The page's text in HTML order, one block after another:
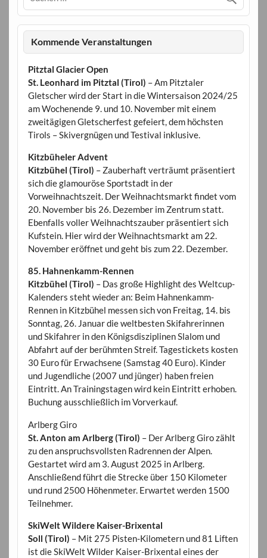
Kommende Veranstaltungen
Pitztal Glacier Open
St. Leonhard im Pitztal (Tirol) – Am Pitztaler
Gletscher wird der Start in die Wintersaison 2024/25
am Wochenende 9. und 10. November mit einem
zweitägigen Gletscherfest gefeiert, dem höchsten
Tirols – Skivergnügen und Testival inklusive.
Kitzbüheler Advent
Kitzbühel (Tirol) – Zauberhaft verträumt präsentiert
sich die glamouröse Sportstadt in der
Vorweihnachtszeit. Der Weihnachtsmarkt findet vom
20. November bis 26. Dezember im Zentrum statt.
Ebenfalls voller Weihnachtszauber präsentiert sich
Kufstein. Hier wird der Weihnachtsmarkt am 22.
November eröffnet und geht bis zum 22. Dezember.
85. Hahnenkamm-Rennen
Kitzbühel (Tirol) – Das große Highlight des Weltcup-
Kalenders steht wieder an: Beim Hahnenkamm-
Rennen in Kitzbühel messen sich von Freitag, 14. bis
Sonntag, 26. Januar die weltbesten Skifahrerinnen
und Skifahrer in den Königsdisziplinen Slalom und
Abfahrt auf der berühmten Streif. Tagestickets kosten
30 Euro für Erwachsene (Samstag 40 Euro). Kinder
und Jugendliche (2007 und jünger) haben freien
Eintritt. An Trainingstagen wird kein Eintritt erhoben.
Buchung ausschließlich im Vorverkauf.
Arlberg Giro
St. Anton am Arlberg (Tirol) – Der Arlberg Giro zählt
zu den anspruchsvollsten Radrennen der Alpen.
Gestartet wird am 3. August 2025 in Arlberg.
Anschließend führt die Strecke über 150 Kilometer
und rund 2500 Höhenmeter. Erwartet werden 1500
Teilnehmer.
SkiWelt Wildere Kaiser-Brixental
Soll (Tirol) – Mit 275 Pisten-Kilometern und 81 Liften
ist die SkiWelt Wilder Kaiser-Brixental eines der